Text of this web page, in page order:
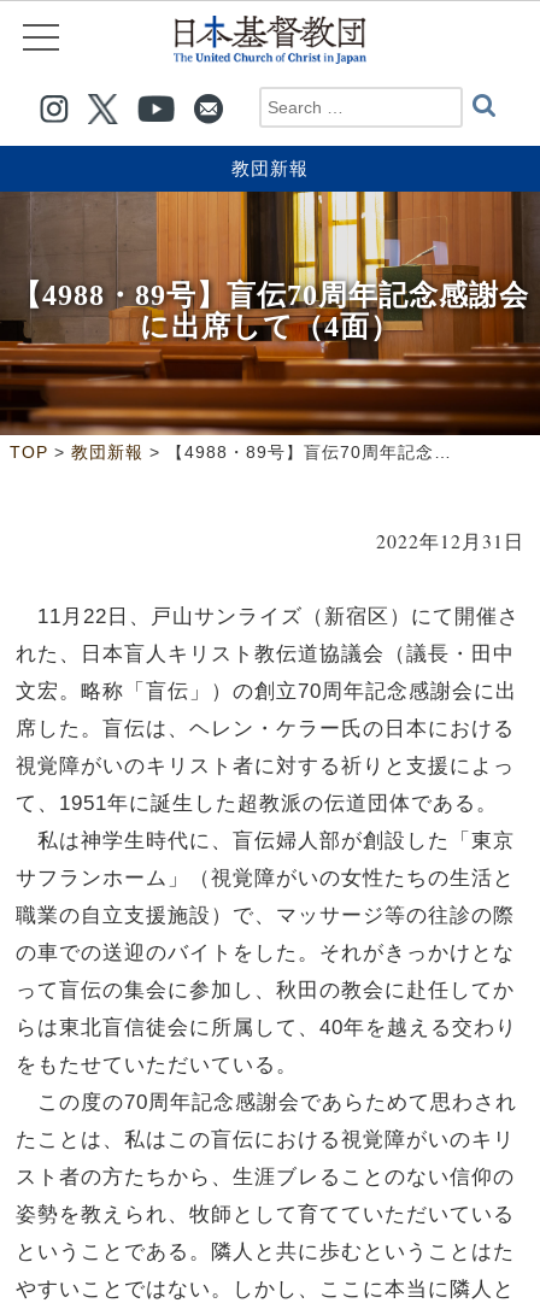
教団新報
【4988・89号】盲伝70周年記念感謝会
に出席して（4面）
TOP > 教団新報 > 【4988・89号】盲伝70周年記念感謝会に出席して（4面）
2022年12月31日
11月22日、戸山サンライズ（新宿区）にて開催さ
れた、日本盲人キリスト教伝道協議会（議長・田中
文宏。略称「盲伝」）の創立70周年記念感謝会に出
席した。盲伝は、ヘレン・ケラー氏の日本における
視覚障がいのキリスト者に対する祈りと支援によっ
て、1951年に誕生した超教派の伝道団体である。
私は神学生時代に、盲伝婦人部が創設した「東京
サフランホーム」（視覚障がいの女性たちの生活と
職業の自立支援施設）で、マッサージ等の往診の際
の車での送迎のバイトをした。それがきっかけとな
って盲伝の集会に参加し、秋田の教会に赴任してか
らは東北盲信徒会に所属して、40年を越える交わり
をもたせていただいている。
この度の70周年記念感謝会であらためて思わされ
たことは、私はこの盲伝における視覚障がいのキリ
スト者の方たちから、生涯ブレることのない信仰の
姿勢を教えられ、牧師として育てていただいている
ということである。隣人と共に歩むということはた
やすいことではない。しかし、ここに本当に隣人と